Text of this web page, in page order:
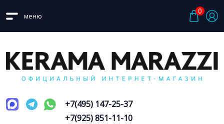
меню
0
+7(495) 147-25-37
+7(925) 851-11-10